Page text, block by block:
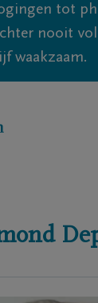
tot
nooit
waakzaam.